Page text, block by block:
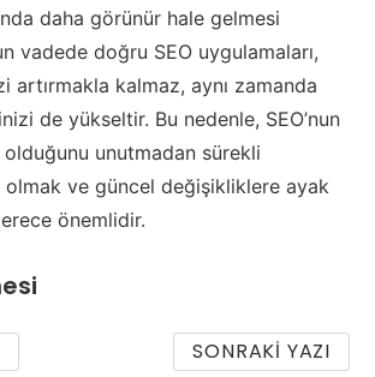
daha görünür hale gelmesi
vadede doğru SEO uygulamaları,
artırmakla kalmaz, aynı zamanda
de yükseltir. Bu nedenle, SEO’nun
unutmadan sürekli
olmak ve güncel değişikliklere ayak
önemlidir.
SONRAKI YAZI